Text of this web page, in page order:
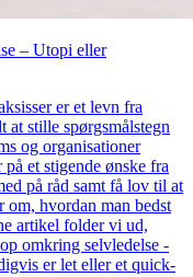
– Utopi eller
er et levn fra
stille spørgsmålstegn
og organisationer
et stigende ønske fra
på råd samt få lov til at
om, hvordan man bedst
artikel folder vi ud,
omkring selvledelse -
er let eller et quick-